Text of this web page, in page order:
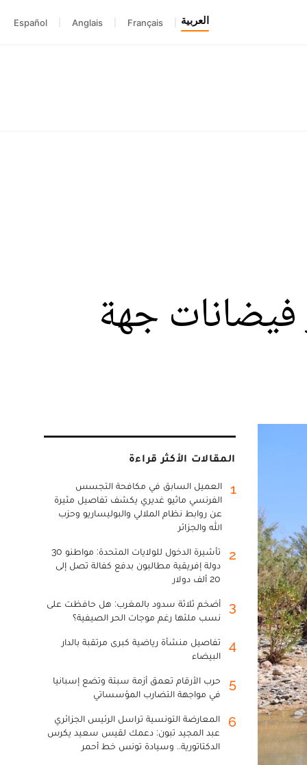
العربية Français
Anglais
Español
فيضانات جهة
المقالات الأكثر قراءة
1
العميل السابق في مكافحة التجسس
الفرنسي ماثيو غديري يكشف تفاصيل مثيرة
عن روابط نظام الملالي والبوليساريو وحزب
الله والجزائر
2
تأشيرة الدخول للولايات المتحدة: مواطنو 30
دولة إفريقية مطالبون بدفع كفالة تصل إلى
20 ألف دولار
3
أضخم ثلاثة سدود بالمغرب: هل حافظت على
نسب ملئها رغم موجات الحر الصيفية؟
4
تفاصيل منشأة رياضية كبرى مرتقبة بالدار
البيضاء
5
حرب الأرقام تعمق أزمة سبتة وتضع إسبانيا
في مواجهة التضارب المؤسساتي
6
المعارضة التونسية تراسل الرئيس الجزائري
عبد المجيد تبون: دعمك لقيس سعيد يكرس
الدكتاتورية.. وسيادة تونس خط أحمر